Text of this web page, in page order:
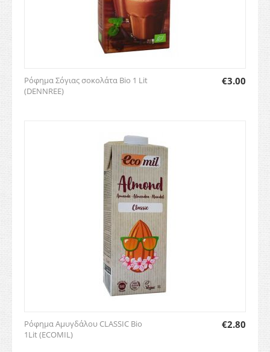
Ρόφημα Σόγιας σοκολάτα Bio 1 Lit
(DENNREE)
€3.00
Ρόφημα Αμυγδάλου CLASSIC Bio
1Lit (ECOMIL)
€2.80